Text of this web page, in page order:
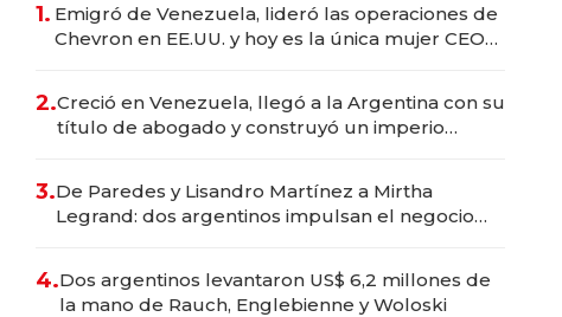
1. Emigró de Venezuela, lideró las operaciones de
Chevron en EE.UU. y hoy es la única mujer CEO
2.Creció en Venezuela, llegó a la Argentina con su
título de abogado y construyó un imperio
3.De Paredes y Lisandro Martínez a Mirtha
Legrand: dos argentinos impulsan el negocio
4.Dos argentinos levantaron US$ 6,2 millones de
la mano de Rauch, Englebienne y Woloski